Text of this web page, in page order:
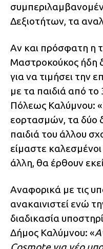
Δεξιοτήτων, τα
Αν και πρόσφατη η
Μαστροκούκος ήδη
για να τιμήσει την
με τα παιδιά από το
Πόλεως Καλύμνου:
εορτασμών, τα δύο
παιδιά του άλλου
είμαστε
άλλη, θα έρθουν
Αναφορικά με τις
ανακαινιστεί ενώ
διαδικασία
Δήμος Καλύμνου: «
Cosmote για νέο